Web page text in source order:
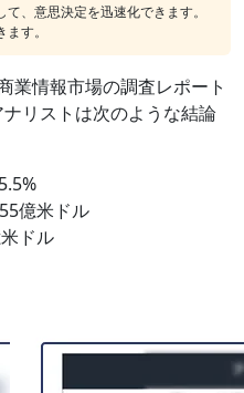
、意思決定を迅速化できます。
す。
業情報市場の調査レポート
リストは次のような結論
5.5%
億米ドル
ドル